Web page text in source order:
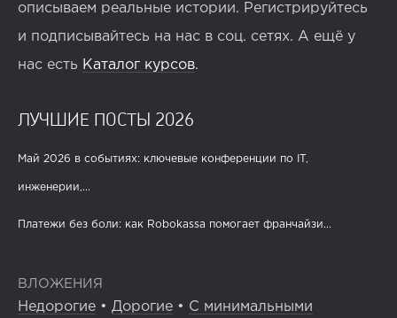
описываем реальные истории. Регистрируйтесь
и подписывайтесь на нас в соц. сетях. А ещё у
нас есть Каталог курсов.
ЛУЧШИЕ ПОСТЫ 2026
Май 2026 в событиях: ключевые конференции по IT,
инженерии,...
Платежи без боли: как Robokassa помогает франчайзи...
ВЛОЖЕНИЯ
Недорогие • Дорогие • С минимальными